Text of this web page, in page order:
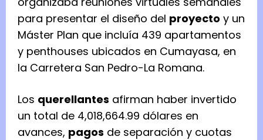
para presentar el diseño del proyecto y un
Máster Plan que incluía 439 apartamentos
y penthouses ubicados en Cumayasa, en
la Carretera San Pedro-La Romana.
Los querellantes afirman haber invertido
un total de 4,018,664.99 dólares en
avances, pagos de separación y cuotas